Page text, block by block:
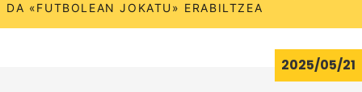
DA «FUTBOLEAN JOKATU» ERABILTZEA
2025/05/21